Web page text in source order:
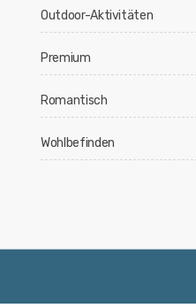
Outdoor-Aktivitäten
Premium
Romantisch
Wohlbefinden